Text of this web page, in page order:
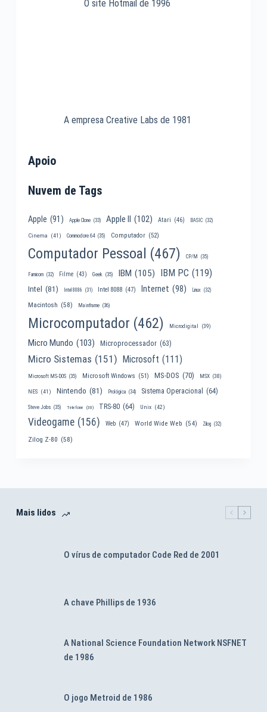
O site Hotmail de 1996
A empresa Creative Labs de 1981
Apoio
Nuvem de Tags
Apple (91) Apple Clone (33) Apple II (102) Atari (46) BASIC (32)
Cinema (41) Commodore 64 (35) Computador (52)
Computador Pessoal (467) CP/M (35)
Famicom (32) Filme (43) Geek (35) IBM (105) IBM PC (119)
Intel (81) Intel 8086 (31) Intel 8088 (47) Internet (98) Linux (32)
Macintosh (58) Mainframe (36)
Microcomputador (462) Microdigital (39)
Micro Mundo (103) Microprocessador (63)
Micro Sistemas (151) Microsoft (111)
Microsoft MS-DOS (35) Microsoft Windows (51) MS-DOS (70) MSX (38)
NES (41) Nintendo (81) Prológica (34) Sistema Operacional (64)
Steve Jobs (35) Telefone (30) TRS-80 (64) Unix (42)
Videogame (156) Web (47) World Wide Web (54) Zilog (32)
Zilog Z-80 (58)
Mais lidos
O vírus de computador Code Red de 2001
A chave Phillips de 1936
A National Science Foundation Network NSFNET
de 1986
O jogo Metroid de 1986